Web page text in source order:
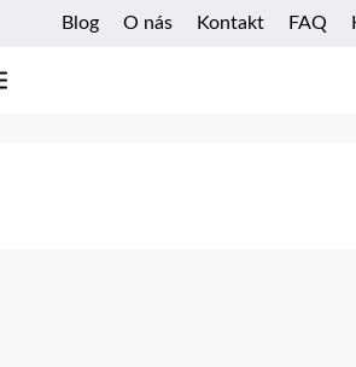
Blog O nás Kontakt FAQ